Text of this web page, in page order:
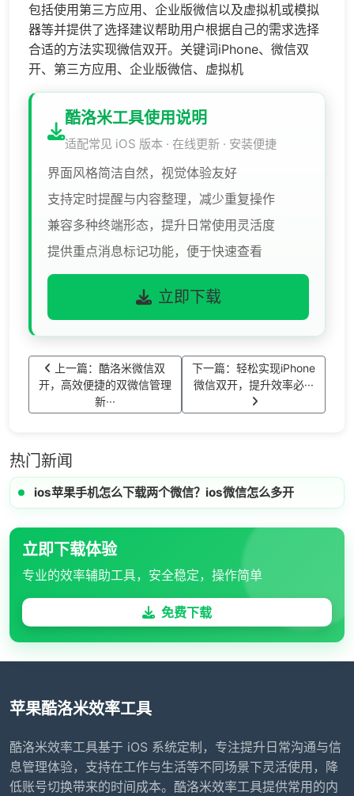
包括使用第三方应用、企业版微信以及虚拟机或模拟
器等并提供了选择建议帮助用户根据自己的需求选择
合适的方法实现微信双开。关键词iPhone、微信双
开、第三方应用、企业版微信、虚拟机
酷洛米工具使用说明
适配常见 iOS 版本 · 在线更新 · 安装便捷
界面风格简洁自然，视觉体验友好
支持定时提醒与内容整理，减少重复操作
兼容多种终端形态，提升日常使用灵活度
提供重点消息标记功能，便于快速查看
立即下载
上一篇：酷洛米微信双
开，高效便捷的双微信管理
新···
下一篇：轻松实现iPhone
微信双开，提升效率必···
热门新闻
ios苹果手机怎么下载两个微信？ios微信怎么多开
立即下载体验
专业的效率辅助工具，安全稳定，操作简单
免费下载
苹果酷洛米效率工具
酷洛米效率工具基于 iOS 系统定制，专注提升日常沟通与信
息管理体验，支持在工作与生活等不同场景下灵活使用，降
低账号切换带来的时间成本。酷洛米效率工具提供常用的内